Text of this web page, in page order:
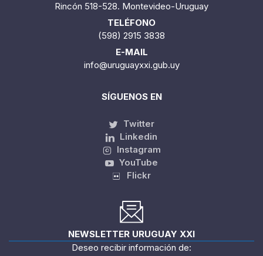
Rincón 518-528. Montevideo-Uruguay
TELÉFONO
(598) 2915 3838
E-MAIL
info@uruguayxxi.gub.uy
SÍGUENOS EN
Twitter
Linkedin
Instagram
YouTube
Flickr
NEWSLETTER URUGUAY XXI
Deseo recibir información de: